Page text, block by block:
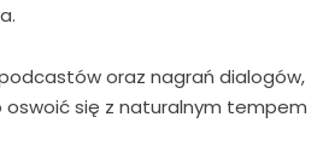
oraz nagrań dialogów,
się z naturalnym tempem